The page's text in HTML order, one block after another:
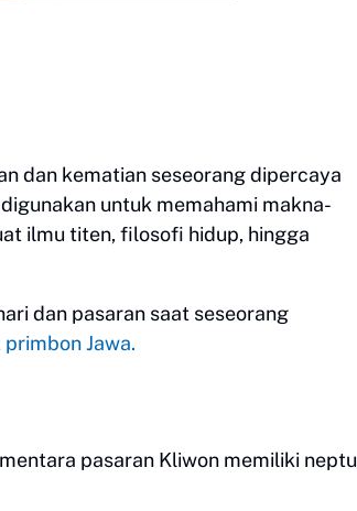
dan kematian seseorang dipercaya
untuk memahami makna-
ilmu titen, filosofi hidup, hingga
dan pasaran saat seseorang
Jawa.
pasaran Kliwon memiliki neptu